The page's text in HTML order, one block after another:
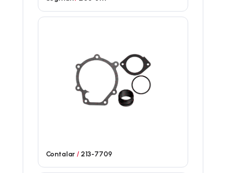
Contalar/213-7709